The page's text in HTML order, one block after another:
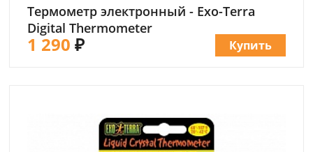
Термометр электронный - Exo-Terra
Digital Thermometer
1 290 ₽ Купить